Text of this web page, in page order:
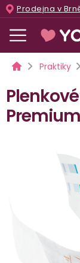
Přejít
na
obsah
Prodejna v
DomůPraktiky